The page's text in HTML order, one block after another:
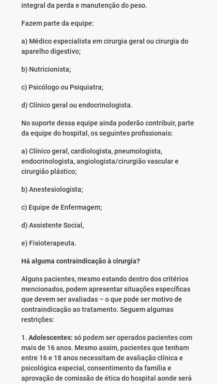
integral da perda e manutenção do peso.
Fazem parte da equipe:
a) Médico especialista em cirurgia geral ou cirurgia do
aparelho digestivo;
b) Nutricionista;
c) Psicólogo ou Psiquiatra;
d) Clínico geral ou endocrinologista.
No suporte dessa equipe ainda poderão contribuir, parte
da equipe do hospital, os seguintes profissionais:
a) Clínico geral, cardiologista, pneumologista,
endocrinologista, angiologista/cirurgião vascular e
cirurgião plástico;
b) Anestesiologista;
c) Equipe de Enfermagem;
d) Assistente Social,
e) Fisioterapeuta.
Há alguma contraindicação à cirurgia?
Alguns pacientes, mesmo estando dentro dos critérios
mencionados, podem apresentar situações específicas
que devem ser avaliadas – o que pode ser motivo de
contraindicação ao tratamento. Seguem algumas
restrições:
1. Adolescentes: só podem ser operados pacientes com
mais de 16 anos. Mesmo assim, pacientes que tenham
entre 16 e 18 anos necessitam de avaliação clínica e
psicológica especial, consentimento da família e
aprovação de comissão de ética do hospital aonde será